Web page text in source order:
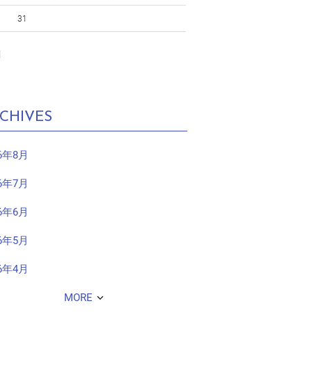
31
8月
7月
6月
5月
4月
MORE